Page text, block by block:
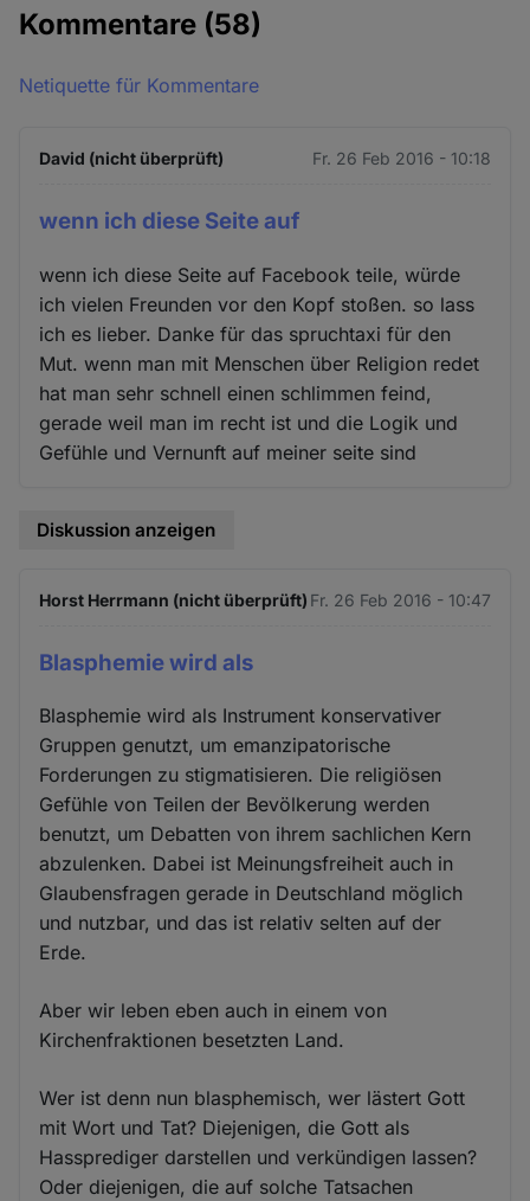
Kommentare (58)
Netiquette für Kommentare
David (nicht überprüft) Fr. 26 Feb 2016 - 10:18
wenn ich diese Seite auf
wenn ich diese Seite auf Facebook teile, würde
ich vielen Freunden vor den Kopf stoßen. so lass
ich es lieber. Danke für das spruchtaxi für den
Mut. wenn man mit Menschen über Religion redet
hat man sehr schnell einen schlimmen feind,
gerade weil man im recht ist und die Logik und
Gefühle und Vernunft auf meiner seite sind
Diskussion anzeigen
Horst Herrmann (nicht überprüft) Fr. 26 Feb 2016 - 10:47
Blasphemie wird als
Blasphemie wird als Instrument konservativer
Gruppen genutzt, um emanzipatorische
Forderungen zu stigmatisieren. Die religiösen
Gefühle von Teilen der Bevölkerung werden
benutzt, um Debatten von ihrem sachlichen Kern
abzulenken. Dabei ist Meinungsfreiheit auch in
Glaubensfragen gerade in Deutschland möglich
und nutzbar, und das ist relativ selten auf der
Erde.
Aber wir leben eben auch in einem von
Kirchenfraktionen besetzten Land.
Wer ist denn nun blasphemisch, wer lästert Gott
mit Wort und Tat? Diejenigen, die Gott als
Hassprediger darstellen und verkündigen lassen?
Oder diejenigen, die auf solche Tatsachen